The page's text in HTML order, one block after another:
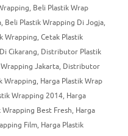
, Beli Plastik Wrap
, Beli Plastik Wrapping Di Jogja,
Wrapping, Cetak Plastik
Cikarang, Distributor Plastik
Jakarta, Distributor
Wrapping, Harga Plastik Wrap
Wrapping 2014, Harga
Wrapping Best Fresh, Harga
Film, Harga Plastik